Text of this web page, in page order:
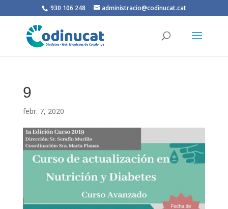
930 106 248 administracio@codinucat.cat
9
febr. 7, 2020